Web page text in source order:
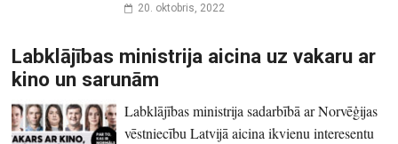
20. oktobris, 2022
Labklājības ministrija aicina uz vakaru ar
kino un sarunām
Labklājības ministrija sadarbībā ar Norvēģijas
vēstniecību Latvijā aicina ikvienu interesentu